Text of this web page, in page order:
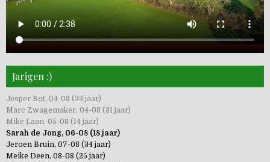
Jarigen :)
Jesper Bot, 04-08 (33 jaar)
Marc Zwagemaker, 04-08 (31 jaar)
Mike Laan, 05-08 (14 jaar)
Sarah de Jong, 06-08 (18 jaar)
Jeroen Bruin, 07-08 (34 jaar)
Meike Deen, 08-08 (25 jaar)